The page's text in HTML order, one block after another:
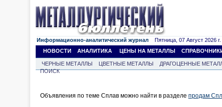
Информационно-аналитический журнал Пятница, 07 Август 2026 г.
НОВОСТИ
АНАЛИТИКА ЦЕНЫ НА МЕТАЛЛЫ
ЧЕРНЫЕ МЕТАЛЛЫ ЦВЕТНЫЕ МЕТАЛЛЫ
ДРАГОЦЕННЫЕ
ПОИСК
Объявления по теме Сплав можно найти в разделе продам